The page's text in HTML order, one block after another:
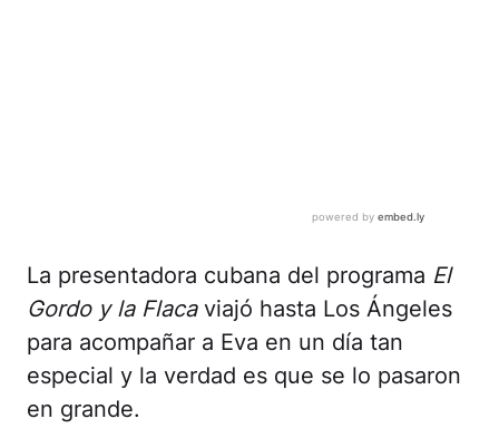
La presentadora cubana del programa El
Gordo y la Flacaviajó hasta Los Ángeles
para acompañar a Eva en un día tan
especial y la verdad es que se lo pasaron
en grande.